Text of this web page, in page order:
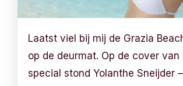
Laatst viel bij mij de Grazia
op de deurmat. Op de cover van
special stond Yolanthe Sneijder